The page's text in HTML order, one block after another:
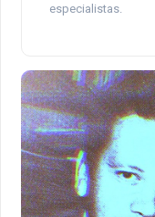
especialistas.